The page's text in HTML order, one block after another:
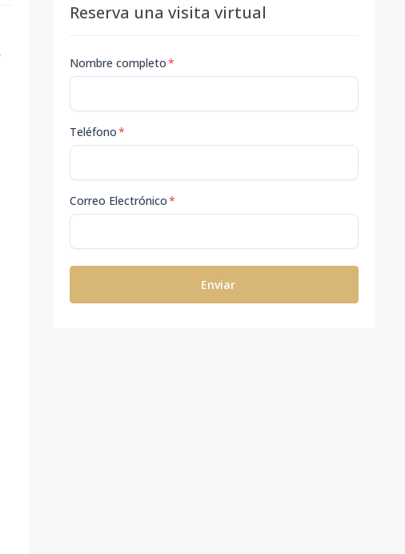
Reserva una visita virtual
Nombre completo*
Teléfono*
Correo Electrónico*
Enviar